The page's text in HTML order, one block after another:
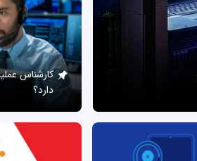
کارشناس
دارد؟